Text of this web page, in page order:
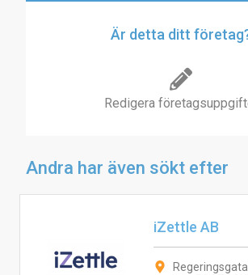
Är detta ditt
Redigera
Andra har även sökt efter
iZettle AB